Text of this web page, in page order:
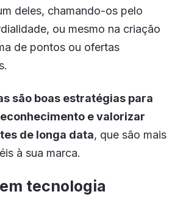
deles, chamando-os pelo
ou mesmo na criação
de pontos ou ofertas
são boas estratégias para
e valorizar
de longa data, que são mais
à sua marca.
tecnologia